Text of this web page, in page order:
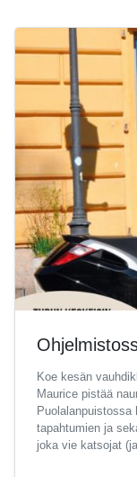
Koe kesän
Maurice pistää
tapahtumien ja
joka vie katsojat